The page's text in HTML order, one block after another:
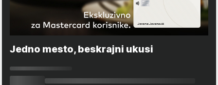
Jedno mesto, beskrajni ukusi